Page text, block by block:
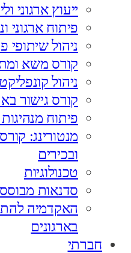
ייעוץ ארגוני
פיתוח ארגוני
ניהול שיתופי
קורס משא
ניהול
קורס גישור
פיתוח
מנטורינג:
ובכירים
טכנולוגיות
סדנאות
האקדמיה
בארגונים
חברתי